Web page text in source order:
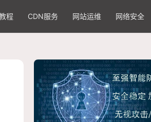
程 CDN服务 网站运维 网络安全